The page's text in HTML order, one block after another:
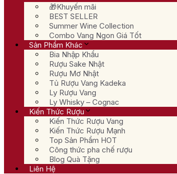
🎁Khuyến mãi
BEST SELLER
Summer Wine Collection
Combo Vang Ngon Giá Tốt
Sản Phẩm Khác
Bia Nhập Khẩu
Rượu Sake Nhật
Rượu Mơ Nhật
Tủ Rượu Vang Kadeka
Ly Rượu Vang
Ly Whisky – Cognac
Kiến Thức Rượu
Kiến Thức Rượu Vang
Kiến Thức Rượu Mạnh
Top Sản Phẩm HOT
Công thức pha chế rượu
Blog Quà Tặng
Liên Hệ